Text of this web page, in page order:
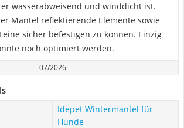
wasserabweisend und winddicht ist.
Mantel reflektierende Elemente sowie
sicher befestigen zu können. Einzig
noch optimiert werden.
07/2026
Idepet Wintermantel für
Hunde